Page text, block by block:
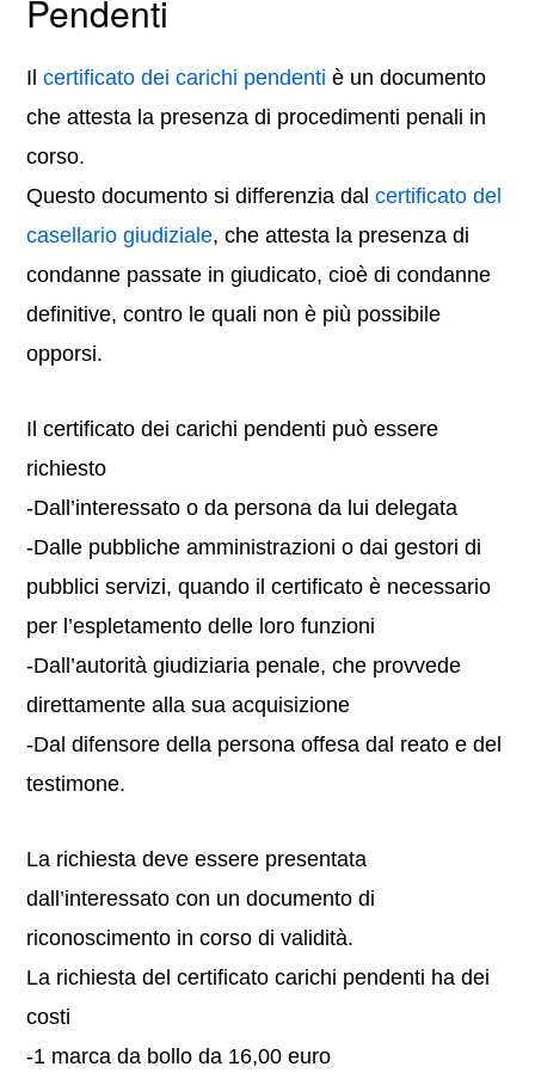
Pendenti
Ilcertificato dei carichi pendenti è un documento
che attesta la presenza di procedimenti penali in
corso.
Questo documento si differenzia dalcertificato del
casellario giudiziale, che attesta la presenza di
condanne passate in giudicato, cioè di condanne
definitive, contro le quali non è più possibile
opporsi.
Il certificato dei carichi pendenti può essere
richiesto
-Dall’interessato o da persona da lui delegata
-Dalle pubbliche amministrazioni o dai gestori di
pubblici servizi, quando il certificato è necessario
per l’espletamento delle loro funzioni
-Dall’autorità giudiziaria penale, che provvede
direttamente alla sua acquisizione
-Dal difensore della persona offesa dal reato e del
testimone.
La richiesta deve essere presentata
dall’interessato con un documento di
riconoscimento in corso di validità.
La richiesta del certificato carichi pendenti ha dei
costi
-1 marca da bollo da 16,00 euro